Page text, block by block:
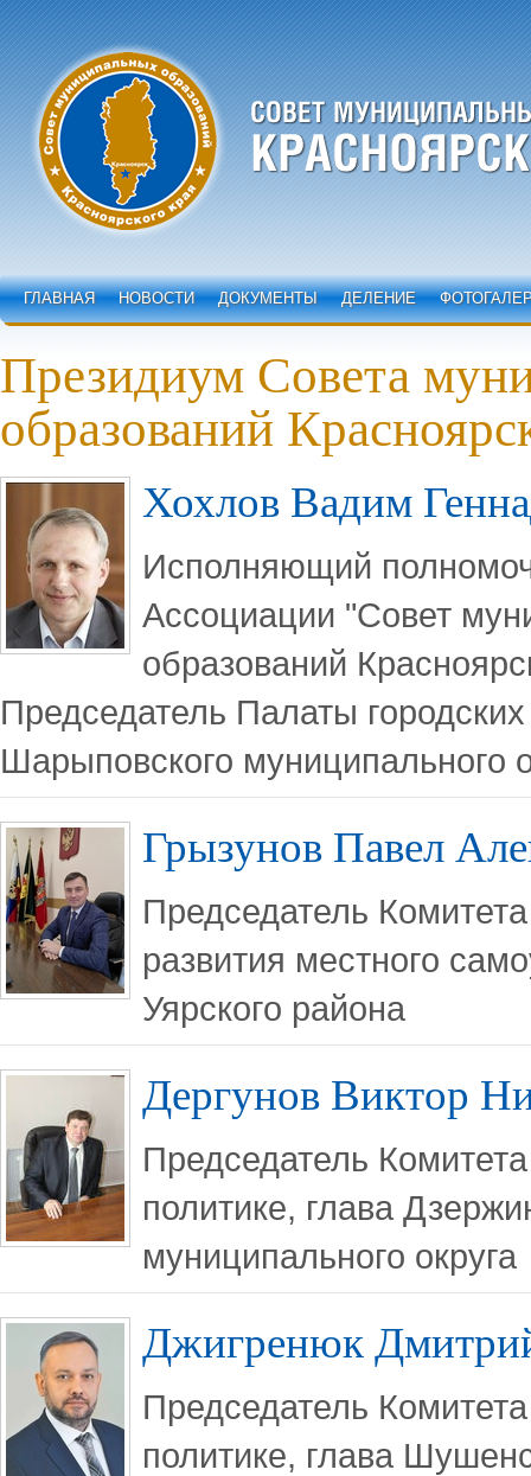
ГЛАВНАЯ НОВОСТИ ДОКУМЕНТЫ ДЕЛЕНИЕ
Президиум Совета
образований
Хохлов Вадим
Исполняющий
Ассоциации "Совет
образований
Председатель Палаты городских
Шарыповского муниципального
Грызунов Павел
Председатель
развития местного
Уярского района
Дергунов Виктор
Председатель
политике, глава
муниципального округа
Джигренюк
Председатель
политике, глава